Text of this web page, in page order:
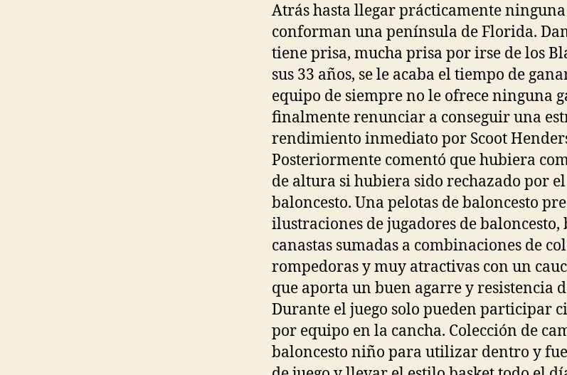
Atrás hasta llegar prácticamente
conforman una península de Florida.
tiene prisa, mucha prisa por irse de los
sus 33 años, se le acaba el tiempo de
equipo de siempre no le ofrece ninguna
finalmente renunciar a conseguir una
rendimiento inmediato por Scoot
Posteriormente comentó que hubiera
de altura si hubiera sido rechazado por
baloncesto. Una pelotas de baloncesto
ilustraciones de jugadores de baloncesto,
canastas sumadas a combinaciones de
rompedoras y muy atractivas con un
que aporta un buen agarre y resistencia
Durante el juego solo pueden participar
por equipo en la cancha. Colección de
baloncesto niño para utilizar dentro y